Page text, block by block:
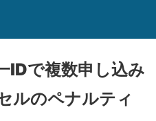
IDで複数申し込み
ルのペナルティ